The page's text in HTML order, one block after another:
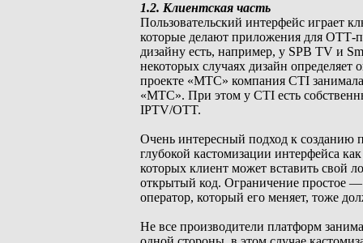
1.2. Клиентская часть
Пользовательский интерфейс играет
которые делают приложения для ОТТ-
дизайну есть, например, у SPB TV и
некоторых случаях дизайн
проекте «МТС» компания CTI
«MTC». При этом у CTI есть
IPTV/OTT.
Очень интересный подход к созданию
глубокой кастомизации интерфейса
которых клиент может вставить свой
открытый код. Ограничение простое —
оператор, который его меняет, тоже
Не все производители платформ